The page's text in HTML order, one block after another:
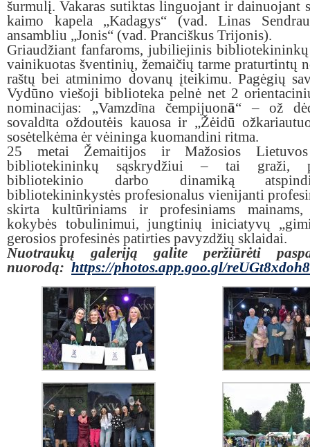
šurmulį. Vakaras sutiktas linguojant ir dainuojant
kaimo kapela „Kadagys“ (vad. Linas
ansambliu „Jonis“ (vad. Pranciškus Trijonis).
Griaudžiant fanfaroms, jubiliejinis bibliotekininkų
vainikuotas šventinių, žemaičių tarme praturtintų
raštų bei atminimo dovanų įteikimu. Pagėgių
Vydūno viešoji biblioteka pelnė net 2
nominacijas: „Vamzdīna čempijuonā“ – ož
sovaldīta oždoutėis kauosa ir „Žėidū
sosėtelkėma ėr vėininga kuomandini ritma.
25 metai Žemaitijos ir Mažosios
bibliotekininkų sąskrydžiui – tai graži,
bibliotekinio darbo dinamiką
bibliotekininkystės profesionalus vienijanti
skirta kultūriniams ir profesiniams mainams,
kokybės tobulinimui, jungtinių iniciatyvų
gerosios profesinės patirties pavyzdžių sklaidai.
Nuotraukų galeriją galite peržiūrėti
nuorodą: https://photos.app.goo.gl/